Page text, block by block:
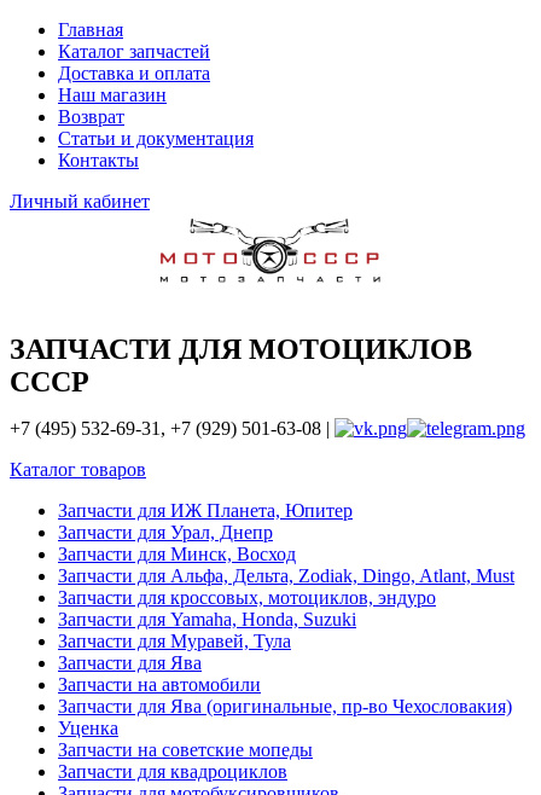
Главная
Каталог запчастей
Доставка и оплата
Наш магазин
Возврат
Статьи и документация
Контакты
Личный кабинет
ЗАПЧАСТИ ДЛЯ МОТОЦИКЛОВ
СССР
+7 (495) 532-69-31, +7 (929) 501-63-08 |
Каталог товаров
Запчасти для ИЖ Планета, Юпитер
Запчасти для Урал, Днепр
Запчасти для Минск, Восход
Запчасти для Альфа, Дельта, Zodiak, Dingo, Atlant, Must
Запчасти для кроссовых, мотоциклов, эндуро
Запчасти для Yamaha, Honda, Suzuki
Запчасти для Муравей, Тула
Запчасти для Ява
Запчасти на автомобили
Запчасти для Ява (оригинальные, пр-во Чехословакия)
Уценка
Запчасти на советские мопеды
Запчасти для квадроциклов